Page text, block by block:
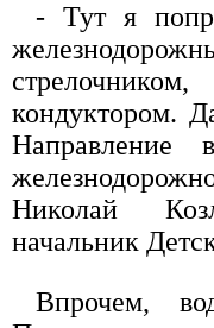
- Тут я
кондуктором.
Направление
Николай
начальник
Впрочем,